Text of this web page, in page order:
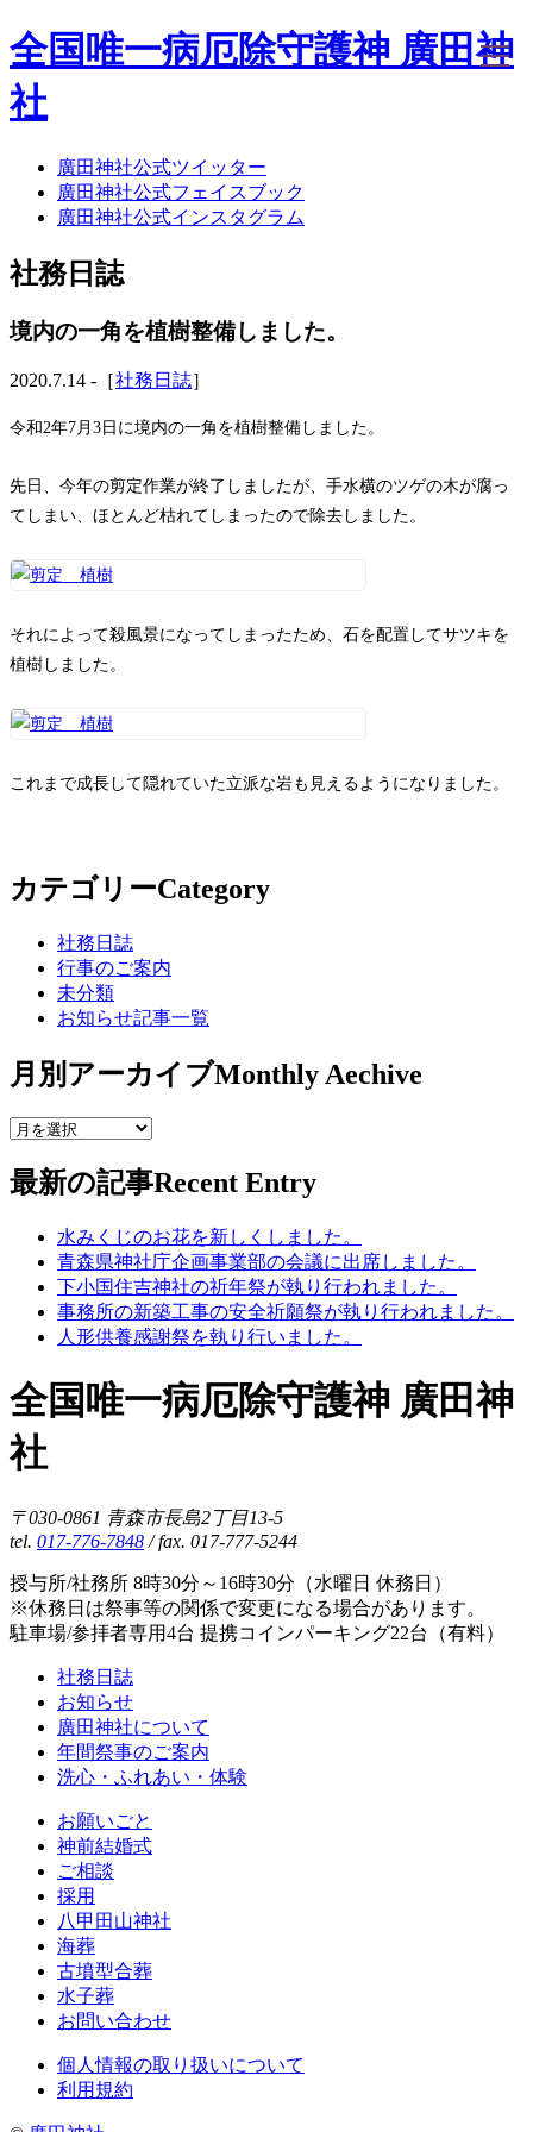
全国唯一病厄除守護神 廣田神
社
ホーム
社務日誌
お知らせ
年間祭事のご案内
お願いごと
神前結婚式
ご相談
八甲田山神社
古墳型合葬
水子葬
奉祝記念事業
廣田神社公式ツイッター
廣田神社公式フェイスブック
廣田神社公式インスタグラム
社務日誌
境内の一角を植樹整備しました。
2020.7.14 -［社務日誌］
令和2年7月3日に境内の一角を植樹整備しました。
先日、今年の剪定作業が終了しましたが、手水横のツゲの木が腐っ
てしまい、ほとんど枯れてしまったので除去しました。
それによって殺風景になってしまったため、石を配置してサツキを
植樹しました。
これまで成長して隠れていた立派な岩も見えるようになりました。
カテゴリーCategory
社務日誌
行事のご案内
未分類
お知らせ記事一覧
月別アーカイブMonthly Aechive
最新の記事Recent Entry
水みくじのお花を新しくしました。
青森県神社庁企画事業部の会議に出席しました。
下小国住吉神社の祈年祭が執り行われました。
事務所の新築工事の安全祈願祭が執り行われました。
人形供養感謝祭を執り行いました。
全国唯一病厄除守護神 廣田神
社
〒030-0861 青森市長島2丁目13-5
tel. 017-776-7848 / fax. 017-777-5244
授与所/社務所 8時30分～16時30分（水曜日 休務日）
※休務日は祭事等の関係で変更になる場合があります。
駐車場/参拝者専用4台 提携コインパーキング22台（有料）
社務日誌
お知らせ
廣田神社について
年間祭事のご案内
洗心・ふれあい・体験
お願いごと
神前結婚式
ご相談
採用
八甲田山神社
海葬
古墳型合葬
水子葬
お問い合わせ
個人情報の取り扱いについて
利用規約